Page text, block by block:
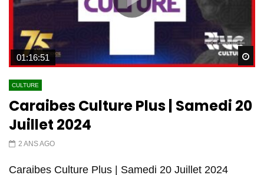
01:16:51
CULTURE
Caraibes Culture Plus | Samedi 20
Juillet 2024
2 ANS AGO
Caraibes Culture Plus | Samedi 20 Juillet 2024